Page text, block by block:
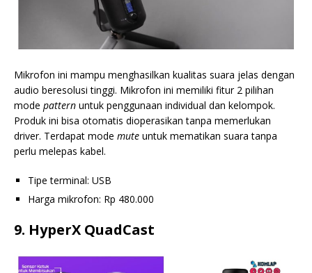
Mikrofon ini mampu menghasilkan kualitas suara jelas dengan
audio beresolusi tinggi. Mikrofon ini memiliki fitur 2 pilihan
mode pattern untuk penggunaan individual dan kelompok.
Produk ini bisa otomatis dioperasikan tanpa memerlukan
driver. Terdapat mode mute untuk mematikan suara tanpa
perlu melepas kabel.
Tipe terminal: USB
Harga mikrofon: Rp 480.000
9. HyperX QuadCast